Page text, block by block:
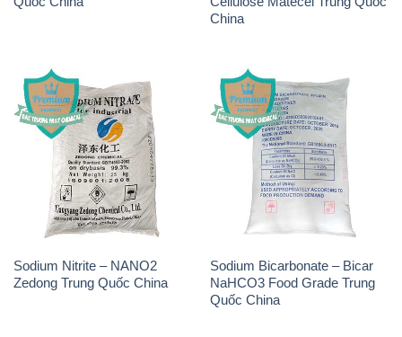
Sodium Nitrite – NANO2
Zedong Trung Quốc China
Sodium Bicarbonate – Bicar
NaHCO3 Food Grade Trung
Quốc China